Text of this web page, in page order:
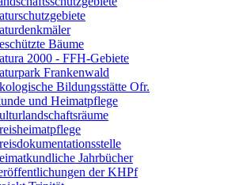
Bäume
2000 - FFH-Gebiete
Frankenwald
Bildungsstätte Ofr.
und Heimatpflege
Jahrbücher
der KHPf